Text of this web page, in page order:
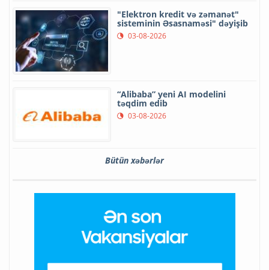
"Elektron kredit və zəmanət"
sisteminin Əsasnaməsi" dəyişib
03-08-2026
“Alibaba” yeni AI modelini
təqdim edib
03-08-2026
Bütün xəbərlər